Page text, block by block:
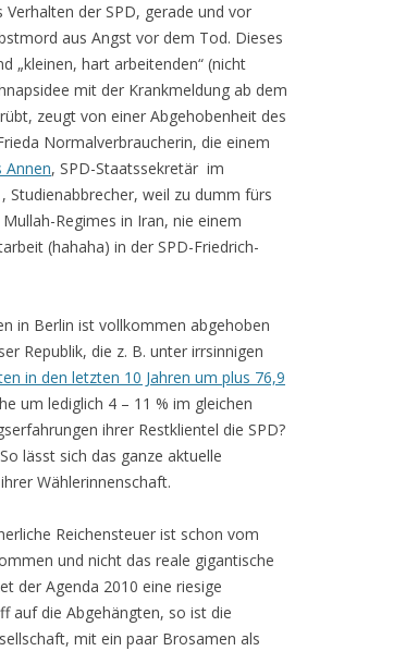
der SPD, gerade und vor
aus Angst vor dem Tod. Dieses
„kleinen, hart arbeitenden“ (nicht
mit der Krankmeldung ab dem
zeugt von einer Abgehobenheit des
Normalverbraucherin, die einem
Annen, SPD-Staatssekretär im
weil zu dumm fürs
Regimes in Iran, nie einem
(hahaha) in der SPD-Friedrich-
in Berlin ist vollkommen abgehoben
Republik, die z. B. unter irrsinnigen
in den letzten 10 Jahren um plus 76,9
um lediglich 4 – 11 % im gleichen
ihrer Restklientel die SPD?
lässt sich das ganze aktuelle
Wählerinnenschaft.
Reichensteuer ist schon vom
und nicht das reale gigantische
der Agenda 2010 eine riesige
auf die Abgehängten, so ist die
mit ein paar Brosamen als